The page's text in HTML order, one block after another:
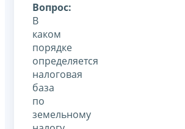
Вопрос:
В
каком
порядке
определяется
налоговая
база
по
земельному